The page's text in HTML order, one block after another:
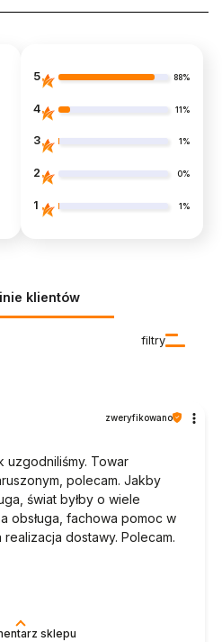
5 88%
4 11%
3 1%
2 0%
1 1%
klientów
filtry
sklepu
zweryfikowano
uzgodniliśmy. Towar
polecam. Jakby
świat byłby o wiele
obsługa, fachowa pomoc w
dostawy. Polecam.